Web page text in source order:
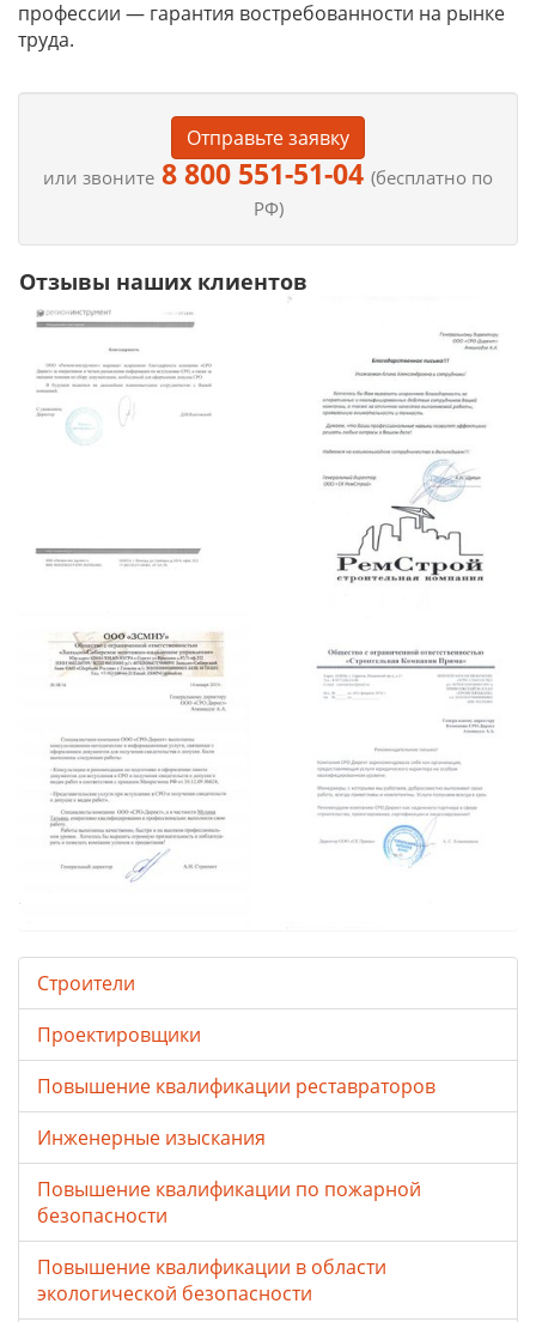
профессии — гарантия востребованности на рынке
труда.
Отправьте заявку
или звоните 8 800 551-51-04 (бесплатно по
РФ)
Отзывы наших клиентов
Строители
Проектировщики
Повышение квалификации реставраторов
Инженерные изыскания
Повышение квалификации по пожарной
безопасности
Повышение квалификации в области
экологической безопасности